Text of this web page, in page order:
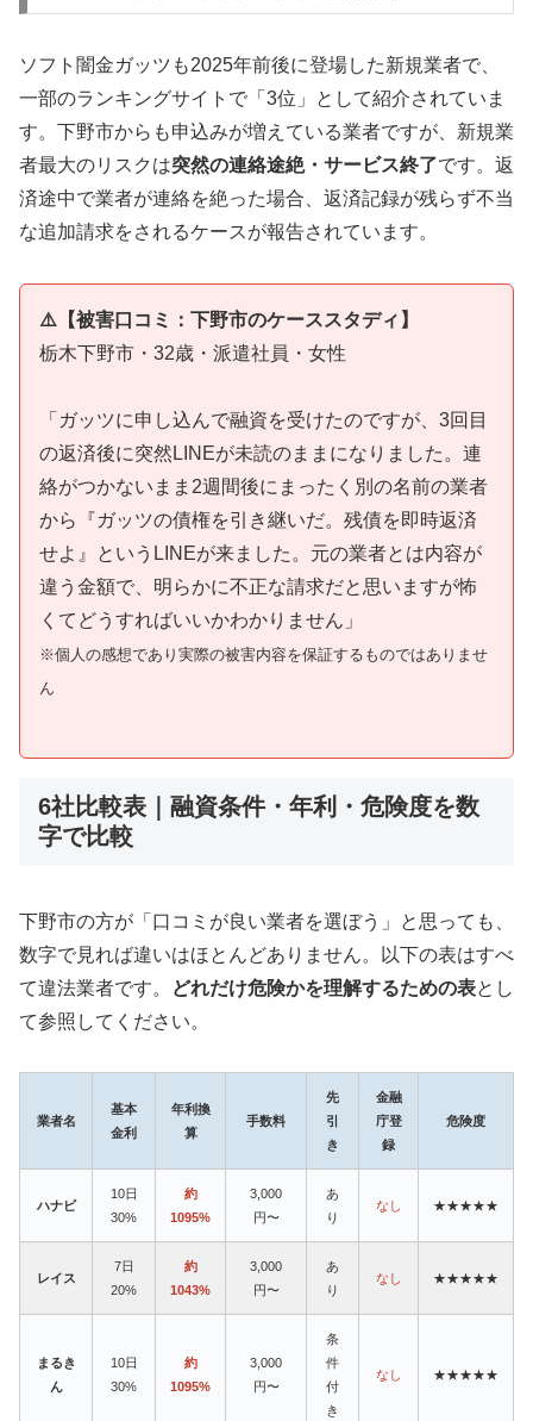
ソフト闇金ガッツも2025年前後に登場した新規業者で、
一部のランキングサイトで「3位」として紹介されていま
す。下野市からも申込みが増えている業者ですが、新規業
者最大のリスクは突然の連絡途絶・サービス終了です。返
済途中で業者が連絡を絶った場合、返済記録が残らず不当
な追加請求をされるケースが報告されています。
⚠️【被害口コミ：下野市のケーススタディ】
栃木下野市・32歳・派遣社員・女性
「ガッツに申し込んで融資を受けたのですが、3回目
の返済後に突然LINEが未読のままになりました。連
絡がつかないまま2週間後にまったく別の名前の業者
から『ガッツの債権を引き継いだ。残債を即時返済
せよ』というLINEが来ました。元の業者とは内容が
違う金額で、明らかに不正な請求だと思いますが怖
くてどうすればいいかわかりません」
※個人の感想であり実際の被害内容を保証するものではありませ
ん
6社比較表｜融資条件・年利・危険度を数
字で比較
下野市の方が「口コミが良い業者を選ぼう」と思っても、
数字で見れば違いはほとんどありません。以下の表はすべ
て違法業者です。
どれだけ危険かを理解するための表とし
て参照してください。
業者名
基本
金利
年利換
算
手数料
先
引
き
金融
庁登
録
危険度
ハナビ
10日
30%
約
1095%
3,000
円〜
あ
り
なし ★★★★★
レイス
7日
20%
約
1043%
3,000
円〜
あ
り
なし ★★★★★
まるき
ん
10日
30%
約
1095%
3,000
円〜
条
件
付
き
なし ★★★★★